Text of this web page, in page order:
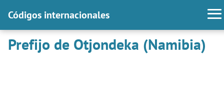
Códigos internacionales
Prefijo de Otjondeka (Namibia)